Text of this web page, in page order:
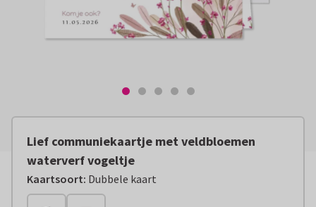
Lief communiekaartje met veldbloemen
waterverf vogeltje
Kaartsoort: Dubbele kaart